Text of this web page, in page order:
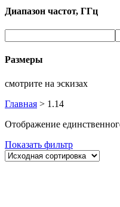
Диапазон частот, ГГц
Размеры
смотрите на эскизах
Главная > 1.14
Отображение
Показать фильтр